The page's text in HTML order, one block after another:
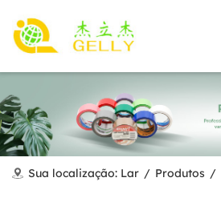
Sua localização: Lar / Produtos /